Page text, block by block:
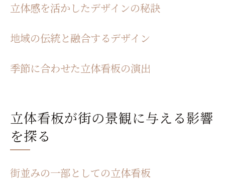
法
デジタル技術との融合
AR／VRによる新しい体験
音声や動きを取り入れたデザイン
未来の立体看板のトレンド予測
次世代の立体看板の役割
立体感を活かしたデザインの秘訣
地域の伝統と融合するデザイン
季節に合わせた立体看板の演出
立体看板が街の景観に与える影響
を探る
街並みの一部としての立体看板